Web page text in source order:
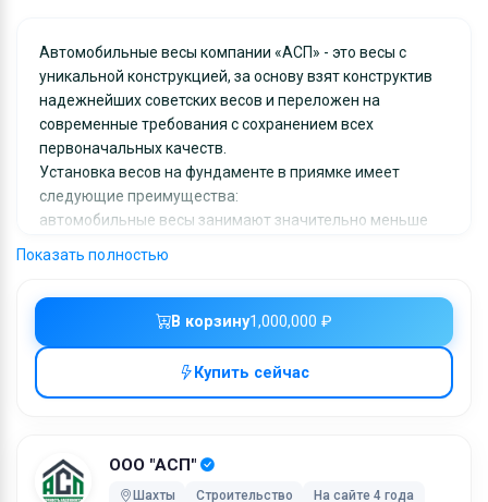
В корзину1,000,000 ₽
Купить сейчас
ООО "АСП"
Шахты Строительство На сайте 4 года
Автомобильные весы компании «АСП» - это весы с
уникальной конструкцией, за основу взят конструктив
надежнейших советских весов и переложен на
современные требования с сохранением всех
первоначальных качеств.
Установка весов на фундаменте в приямке имеет
следующие преимущества:
автомобильные весы занимают значительно меньше
автомобильные весы удобны в обслуживании, ввиду
наличия доступа не только к тензодатчикам, но и снизу
к самому весоизмерительному механизму;
Автомобильные весы имеют несколько лучшие
Эти факторы значительно повышают надежность весов
и их пропускную способность.
Показать полностью